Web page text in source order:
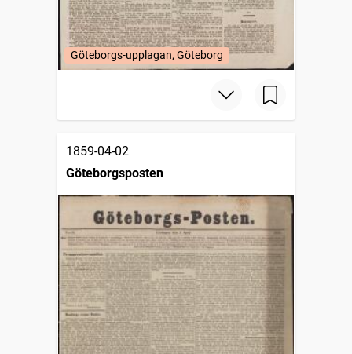
Göteborgs-upplagan, Göteborg
1859-04-02
Göteborgsposten